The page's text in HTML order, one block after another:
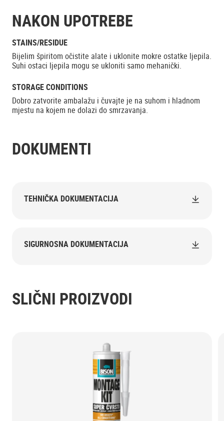
NAKON UPOTREBE
STAINS/RESIDUE
Bijelim špiritom očistite alate i uklonite mokre ostatke ljepila.
Suhi ostaci ljepila mogu se ukloniti samo mehanički.
STORAGE CONDITIONS
Dobro zatvorite ambalažu i čuvajte je na suhom i hladnom
mjestu na kojem ne dolazi do smrzavanja.
DOKUMENTI
TEHNIČKA DOKUMENTACIJA
SIGURNOSNA DOKUMENTACIJA
SLIČNI PROIZVODI